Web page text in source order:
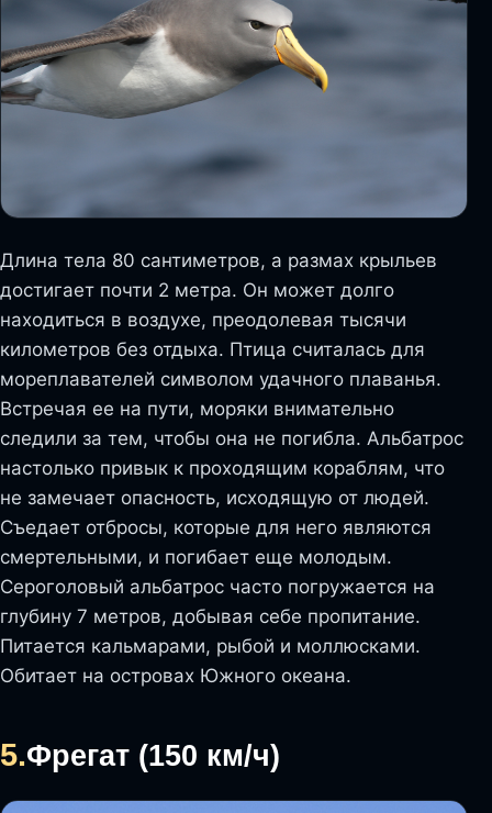
Длина тела 80 сантиметров, а размах крыльев
достигает почти 2 метра. Он может долго
находиться в воздухе, преодолевая тысячи
километров без отдыха. Птица считалась для
мореплавателей символом удачного плаванья.
Встречая ее на пути, моряки внимательно
следили за тем, чтобы она не погибла. Альбатрос
настолько привык к проходящим кораблям, что
не замечает опасность, исходящую от людей.
Съедает отбросы, которые для него являются
смертельными, и погибает еще молодым.
Сероголовый альбатрос часто погружается на
глубину 7 метров, добывая себе пропитание.
Питается кальмарами, рыбой и моллюсками.
Обитает на островах Южного океана.
5.Фрегат (150 км/ч)